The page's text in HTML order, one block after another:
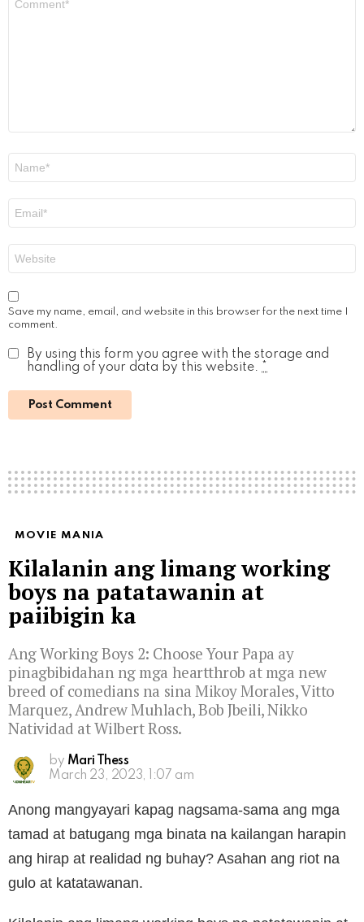
Save my name, email, and website in this browser for the next time I
comment.
By using this form you agree with the storage and
handling of your data by this website. *
MOVIE MANIA
Kilalanin ang limang working
boys na patatawanin at
paiibigin ka
Ang Working Boys 2: Choose Your Papa ay
pinagbibidahan ng mga heartthrob at mga new
breed of comedians na sina Mikoy Morales, Vitto
Marquez, Andrew Muhlach, Bob Jbeili, Nikko
Natividad at Wilbert Ross.
by Mari Thess
March 23, 2023, 1:07 am
Anong mangyayari kapag nagsama-sama ang mga
tamad at batugang mga binata na kailangan harapin
ang hirap at realidad ng buhay? Asahan ang riot na
gulo at katatawanan.